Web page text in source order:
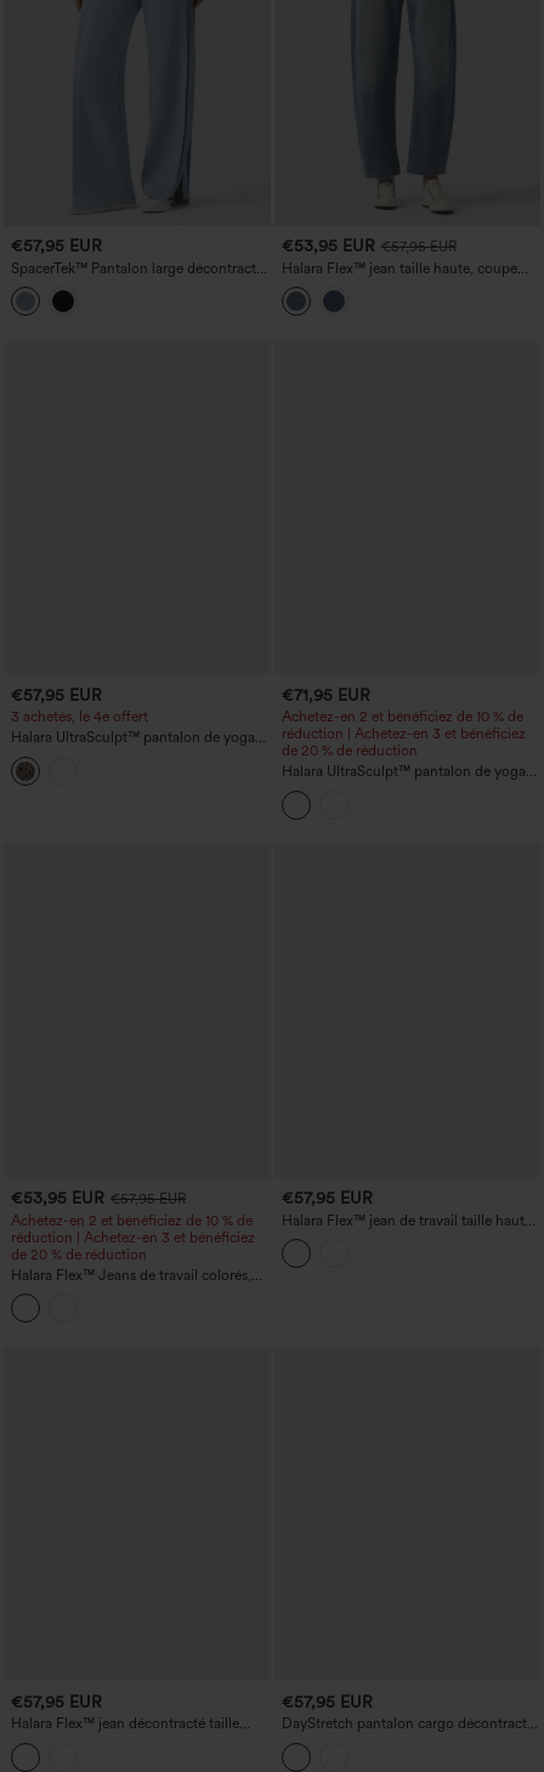
€57,95 EUR
SpacerTek™ Pantalon large décontracté
taille haute à cordon intérieur, fentes et
côtes contrastées, avec poches
€53,95 EUR €57,95 EUR
Halara Flex™ jean taille haute, coupe
'barrel' décontractée, avec poches
€57,95 EUR
3 achetés, le 4e offert
Halara UltraSculpt™ pantalon de yoga
taille haute à jambe large imprimé
léopard avec poches
€71,95 EUR
Achetez-en 2 et bénéficiez de 10 % de
réduction | Achetez-en 3 et bénéficiez
de 20 % de réduction
Halara UltraSculpt™ pantalon de yoga
droit taille haute à imprimé léopard,
effet ventre plat, bandes latérales, avec
poches
€53,95 EUR €57,95 EUR
Achetez-en 2 et bénéficiez de 10 % de
réduction | Achetez-en 3 et bénéficiez
de 20 % de réduction
Halara Flex™ Jeans de travail colorés,
taille basse, coupe droite, avec poches
€57,95 EUR
Halara Flex™ jean de travail taille haute,
coupe droite, avec poches
€57,95 EUR
Halara Flex™ jean décontracté taille
haute à coupe 'barrel' avec poches
€57,95 EUR
DayStretch pantalon cargo décontracté
taille haute, gainant et rehaussant les
fesses, avec poches